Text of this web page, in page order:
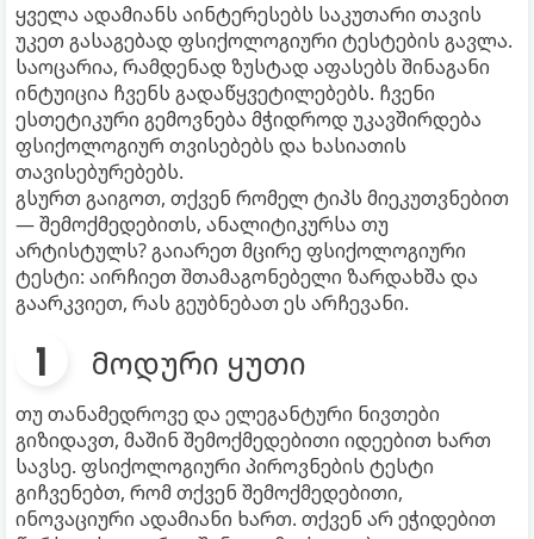
ყველა ადამიანს აინტერესებს საკუთარი თავის
უკეთ გასაგებად ფსიქოლოგიური ტესტების გავლა.
საოცარია, რამდენად ზუსტად აფასებს შინაგანი
ინტუიცია ჩვენს გადაწყვეტილებებს. ჩვენი
ესთეტიკური გემოვნება მჭიდროდ უკავშირდება
ფსიქოლოგიურ თვისებებს და ხასიათის
თავისებურებებს.
გსურთ გაიგოთ, თქვენ რომელ ტიპს მიეკუთვნებით
— შემოქმედებითს, ანალიტიკურსა თუ
არტისტულს? გაიარეთ მცირე ფსიქოლოგიური
ტესტი: აირჩიეთ შთამაგონებელი ზარდახშა და
გაარკვიეთ, რას გეუბნებათ ეს არჩევანი.
მოდური ყუთი
თუ თანამედროვე და ელეგანტური ნივთები
გიზიდავთ, მაშინ შემოქმედებითი იდეებით ხართ
სავსე. ფსიქოლოგიური პიროვნების ტესტი
გიჩვენებთ, რომ თქვენ შემოქმედებითი,
ინოვაციური ადამიანი ხართ. თქვენ არ ეჭიდებით